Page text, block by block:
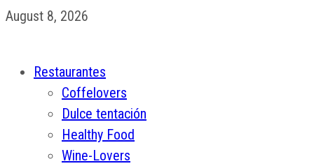
August 8, 2026
Restaurantes
Coffelovers
Dulce tentación
Healthy Food
Wine-Lovers